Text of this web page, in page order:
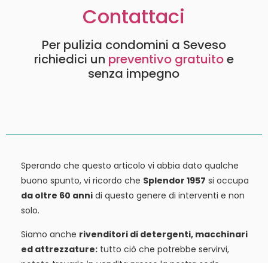
Contattaci
Per pulizia condomini a Seveso
richiedici un preventivo gratuitoe
senza impegno
Sperando che questo articolo vi abbia dato qualche
buono spunto, vi ricordo che Splendor 1957 si occupa
da oltre 60 anni di questo genere di interventi e non
solo.
Siamo anche rivenditori di detergenti, macchinari
ed attrezzature: tutto ciò che potrebbe servirvi,